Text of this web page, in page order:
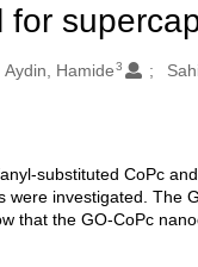
for
Aydin, Hamide 3
substituted CoPc
investigated. The
that the GO-CoPc